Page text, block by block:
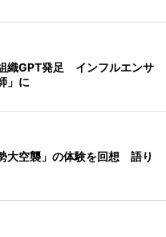
織GPT発足 インフルエンサ
」に
大空襲」の体験を回想 語り